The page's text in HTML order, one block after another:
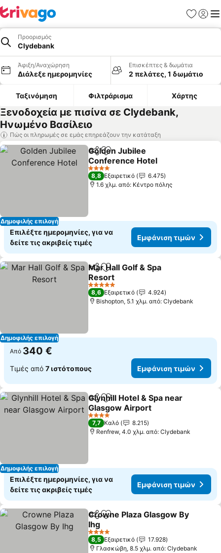
Προορισμός
Clydebank
Άφιξη/Αναχώρηση
Διάλεξε ημερομηνίες
Επισκέπτες & δωμάτια
2 πελάτες, 1 δωμάτιο
Ταξινόμηση Φιλτράρισμα Χάρτης
Ξενοδοχεία με πισίνα σε Clydebank,
Ηνωμένο Βασίλειο
Πώς οι πληρωμές σε εμάς επηρεάζουν την κατάταξη
Δημοφιλής επιλογή
Κοινοποίηση
Προσθήκη στα αγαπημένα
Golden Jubilee
Conference Hotel
Εμφάνιση τιμών
4 Αστέρια
8,8 Εξαιρετικό
6.475
1.6 χλμ. από: Κέντρο πόλης
Επιλέξτε ημερομηνίες, για να
δείτε τις ακριβείς τιμές
Εμφάνιση τιμών
Δημοφιλής επιλογή
Κοινοποίηση
Προσθήκη στα αγαπημένα
Mar Hall Golf & Spa
Resort
Εμφάνιση τιμών
5 Αστέρια
8,6 Εξαιρετικό
4.924
Bishopton, 5.1 χλμ. από: Clydebank
Από 340 €
Τιμές από 7 ιστότοπους Εμφάνιση τιμών
Δημοφιλής επιλογή
Κοινοποίηση
Προσθήκη στα αγαπημένα
Glynhill Hotel & Spa near
Glasgow Airport
Εμφάνιση τιμών
4 Αστέρια
7,7 Καλό
8.215
Renfrew, 4.0 χλμ. από: Clydebank
Επιλέξτε ημερομηνίες, για να
δείτε τις ακριβείς τιμές
Εμφάνιση τιμών
Κοινοποίηση
Προσθήκη στα αγαπημένα
Crowne Plaza Glasgow By
Ihg
Εμφάνιση τιμών
4 Αστέρια
8,5 Εξαιρετικό
17.928
Γλασκώβη, 8.5 χλμ. από: Clydebank